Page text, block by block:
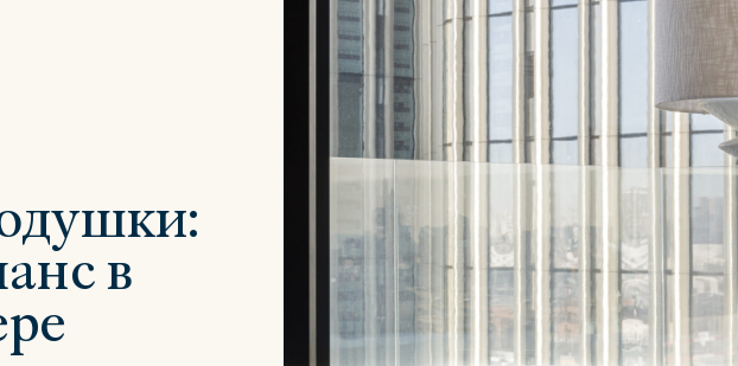
Хэмптон Челси
Брутал22
в